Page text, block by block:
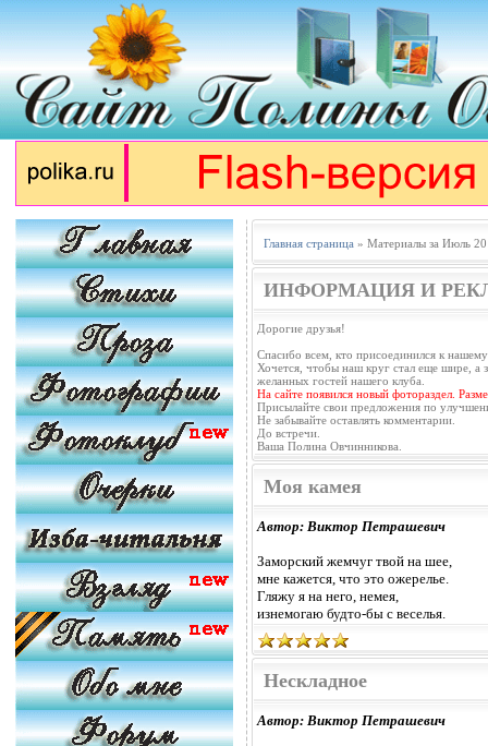
Главная страница » Материалы за Июль
ИНФОРМАЦИЯ И
Дорогие друзья!
Спасибо всем, кто присоединился к
Хочется, чтобы наш круг стал еще шире, а
желанных гостей нашего клуба.
На сайте появился новый фотораздел.
Присылайте свои предложения по
Не забывайте оставлять комментарии.
До встречи.
Ваша Полина Овчинникова.
Моя камея
Автор: Виктор Петрашевич
Заморский жемчуг твой на шее,
мне кажется, что это ожерелье.
Гляжу я на него, немея,
изнемогаю будто-бы с веселья.
Нескладное
Автор: Виктор Петрашевич